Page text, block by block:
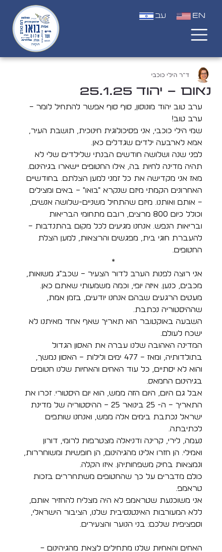
עב EN
נאום - יהוד 25.1.25
ד"ר הילי כוכבי
ערב טוב יהוד מונוסון, סוף סוף אפשר להתחיל לומר –
ערב טוב!
שמי הילי כוכבי, אני פסיכולוגית חינוכית, תושבת העיר,
אמא לארבעה ילדים שגדלים כאן.
לפני שנה ושלושה חודשים הבנתי שלילדים שלי לא
תהיה מדינה לחיות בה, אילו החטופים יישארו בגיהינום.
מאז אני מקדישה את כל זמני למען הצלתם. בחודשיים
האחרונים הקמתי מיזם שנקרא "בואו" – באים ומצילים
– אותם ואותנו. מיזם שהתחיל משניים-שלושה אנשים,
וכולל כיום 800 מרצים, רובם מתחומי הבריאות
ובריאות הנפש. אנחנו מגיעים לכל מקום בהתנדבות –
להעברת חוגי בית, מפגשים והרצאות, למען הצלת
החטופים.
*
אני רוצה לפנות הערב לדור הצעיר – שכב"ג משואות,
מכבים, כנען. איזה יופי, וכמה משמעותי שאתם כאן.
מעטים הרגעים שבהם אנחנו יודעים, בזמן אמת,
שההיסטוריה נכתבת.
השבעה באוקטובר הוא תאריך שאף אחד מאיתנו לא
ישכח לעולם.
המדינה האהובה שלנו עברה את האסון הגדול
בתולדותיה, ומאז – 477 ימים ולילות – האסון נמשך,
והוא לא יסתיים, כל עוד האחים והאחיות שלנו חטופים
בגיהינום החמאס.
אבל גם היום, היום הזה ממש, הוא יום היסטורי. זכרו את
התאריך – ה- 25 בינואר 25 – ההיסטוריה של מדינת
ישראל נכתבת בימים אלה ממש, ואנחנו שותפים
לכתיבתה.
נעמה, לירי, קרינה ודניאלה מצטרפות לרומי, דורון
ואמילי. הן חזרו אלינו מהגיהינום, הן חופשיות ומשוחררות,
ונמצאות בחיק משפחותיהן. איזו הקלה.
כולם מדברים על כך שהחטופים משתחררים בזכות
טראמפ.
אני משוכנעת שטראמפ לא היה מצליח להחזיר אותם,
ללא המעורבות האינטנסיבית שלנו, הציבור הישראלי,
וספציפית שלכם: בני הנוער והצעירים.
האחים והאחיות שלנו מתחילים לצאת מהגיהינום –